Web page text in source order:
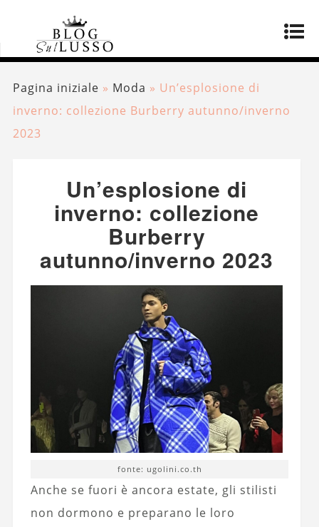
Pagina iniziale » Moda » Un’esplosione di
inverno: collezione Burberry autunno/inverno
2023
Un’esplosione di
inverno: collezione
Burberry
autunno/inverno 2023
fonte: ugolini.co.th
Anche se fuori è ancora estate, gli stilisti
non dormono e preparano le loro